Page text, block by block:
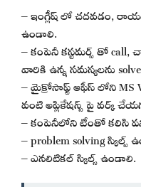
– ఇంగ్లీష్ లో చదవడం,
ఉండాలి.
– కంపెనీ కస్టమర్స్ తో
వారికి ఉన్న సమస్యలను
– మైక్రోసాఫ్ట్ ఆఫీస్ లోని MS
వంటి అప్లికేషన్స్ పై వర్క్
– కంపెనీలోని టీంతో కలిసి
– problem solving స్కిల్స్
– ఎనలిటికల్ స్కిల్స్ ఉండాలి.